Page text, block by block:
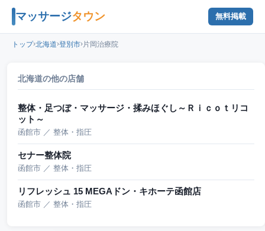
マッサージタウン 無料掲載
トップ›北海道›登別市›片岡治療院
北海道の他の店舗
整体・足つぼ・マッサージ・揉みほぐし～Ｒｉｃｏｔリコ
ット～
函館市 ／ 整体・指圧
セナー整体院
函館市 ／ 整体・指圧
リフレッシュ 15 MEGAドン・キホーテ函館店
函館市 ／ 整体・指圧